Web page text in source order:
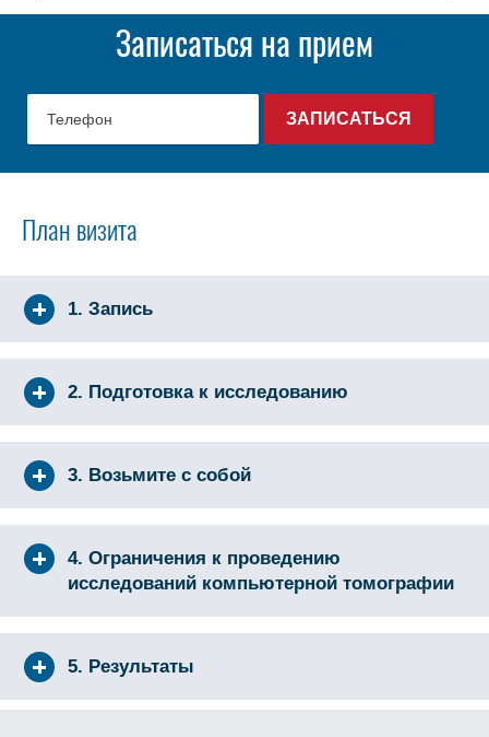
Записаться на прием
План визита
1. Запись
2. Подготовка к исследованию
3. Возьмите с собой
4. Ограничения к проведению
исследований компьютерной томографии
5. Результаты